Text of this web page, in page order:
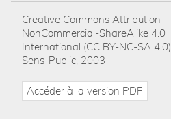
Creative Commons Attribution-
NonCommercial-ShareAlike 4.0
International (CC BY-NC-SA 4.0)
Sens-Public, 2003
Accéder à la version PDF